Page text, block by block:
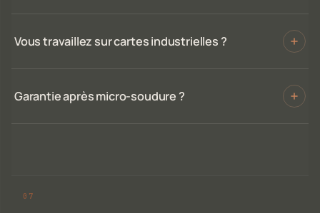
Vous travaillez sur cartes industrielles ?
Garantie après micro-soudure ?